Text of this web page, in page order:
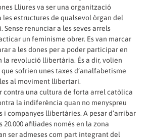
Lliures va ser una organització
estructures de qualsevol òrgan del
renunciar a les seves arrels
un feminisme obrer. Es van marcar
a les dones per a poder participar en
la revolució llibertària. És a dir, volien
sofrien unes taxes d’analfabetisme
al moviment llibertari.
contra una cultura de forta arrel catòlica
la indiferència quan no menyspreu
i companyes llibertàries. A pesar d’arribar
20.000 afiliades només en la zona
ser admeses com part integrant del